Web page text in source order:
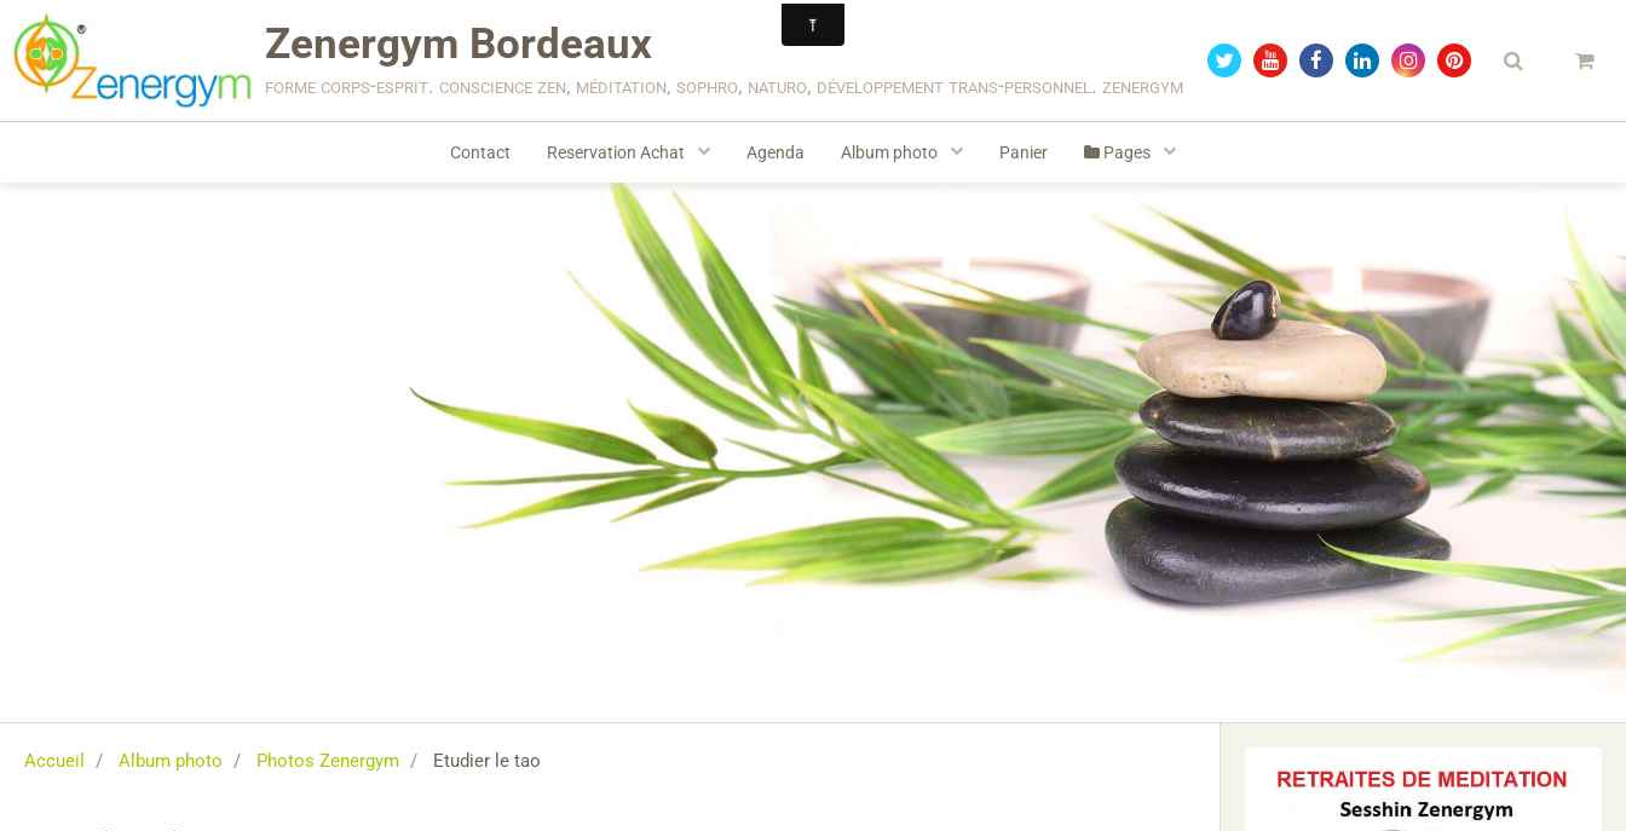
Zenergym Bordeaux
forme corps-esprit. conscience zen, méditation, sophro, naturo, développement trans-personnel. zenergym
Contact Reservation Achat Agenda Album photo Panier Pages
Accueil Album photo Photos Zenergym Etudier le tao